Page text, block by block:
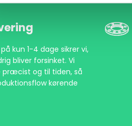
kun 1-4 dage sikrer vi,
bliver forsinket. Vi
præcist og til tiden, så
kørende